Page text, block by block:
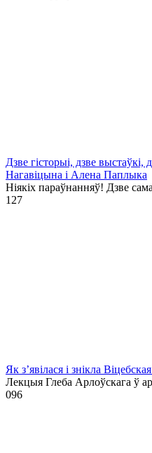
Дзве гісторыі, дзве выстаўкі,
Нагавіцына і Алена Паплыка
Ніякіх параўнанняў! Дзве
1 27
Як з’явілася і знікла
Лекцыя Глеба Арлоўскага ў
096